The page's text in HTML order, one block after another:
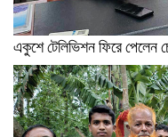
একুশে টেলিভিশন ফিরে পেলেন